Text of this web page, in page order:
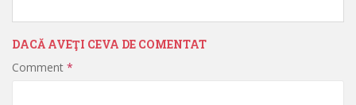
DACĂ AVEŢI CEVA DE COMENTAT
Comment *